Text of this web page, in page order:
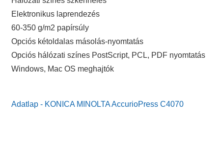
Elektronikus laprendezés
60-350 g/m2 papírsúly
Opciós kétoldalas másolás-nyomtatás
Opciós hálózati színes PostScript, PCL, PDF nyomtatás
Windows, Mac OS meghajtók
Adatlap - KONICA MINOLTA AccurioPress C4070